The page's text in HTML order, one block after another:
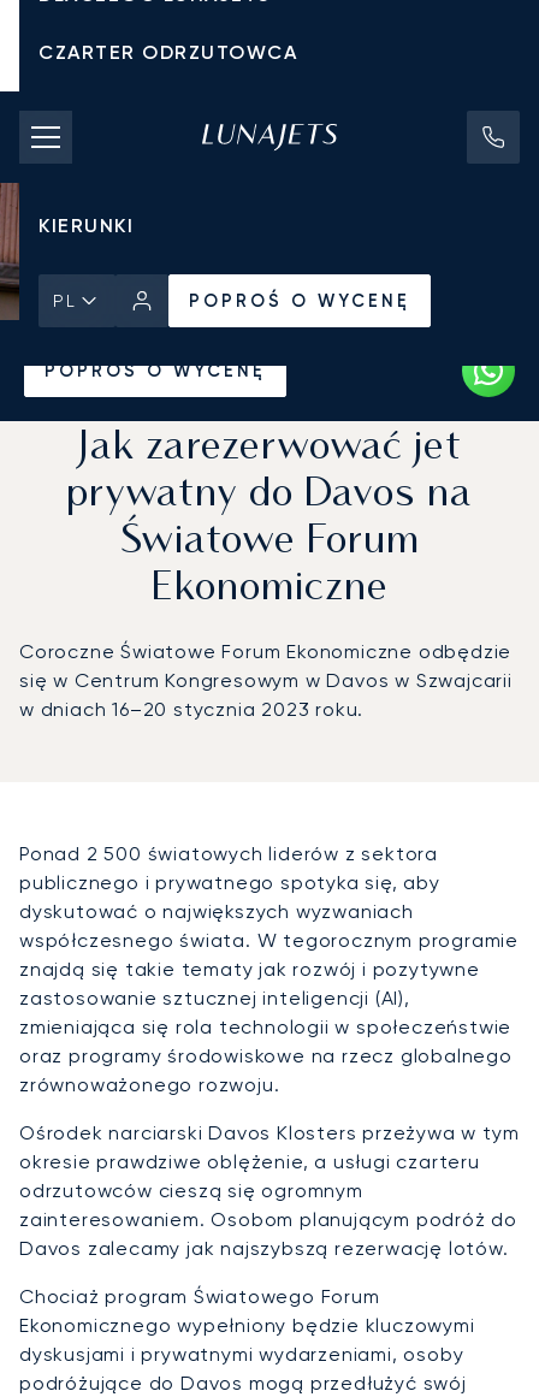
CZARTER ODRZUTOWCA
KOSZTY CZARTERU
PRYWATNE ODRZUTOWCE
KIERUNKI
PL POPROŚ O WYCENĘ
POPROŚ O WYCENĘ
Jak zarezerwować jet
prywatny do Davos na
Światowe Forum
Ekonomiczne
Coroczne Światowe Forum Ekonomiczne odbędzie
się w Centrum Kongresowym w Davos w Szwajcarii
w dniach 16–20 stycznia 2023 roku.
Ponad 2 500 światowych liderów z sektora
publicznego i prywatnego spotyka się, aby
dyskutować o największych wyzwaniach
współczesnego świata. W tegorocznym programie
znajdą się takie tematy jak rozwój i pozytywne
zastosowanie sztucznej inteligencji (AI),
zmieniająca się rola technologii w społeczeństwie
oraz programy środowiskowe na rzecz globalnego
zrównoważonego rozwoju.
Ośrodek narciarski Davos Klosters przeżywa w tym
okresie prawdziwe oblężenie, a usługi czarteru
odrzutowców cieszą się ogromnym
zainteresowaniem. Osobom planującym podróż do
Davos zalecamy jak najszybszą rezerwację lotów.
Chociaż program Światowego Forum
Ekonomicznego wypełniony będzie kluczowymi
dyskusjami i prywatnymi wydarzeniami, osoby
podróżujące do Davos mogą przedłużyć swój